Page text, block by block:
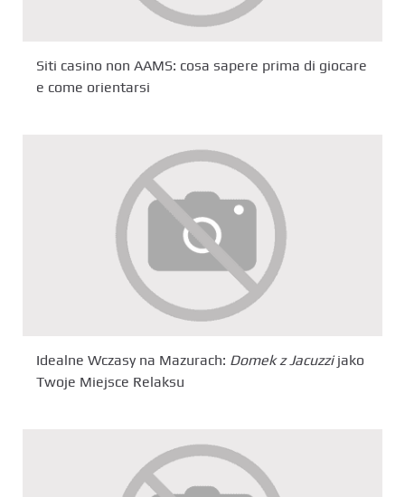
Siti casino non AAMS: cosa sapere prima di giocare
e come orientarsi
Idealne Wczasy na Mazurach: Domek z Jacuzzijako
Twoje Miejsce Relaksu